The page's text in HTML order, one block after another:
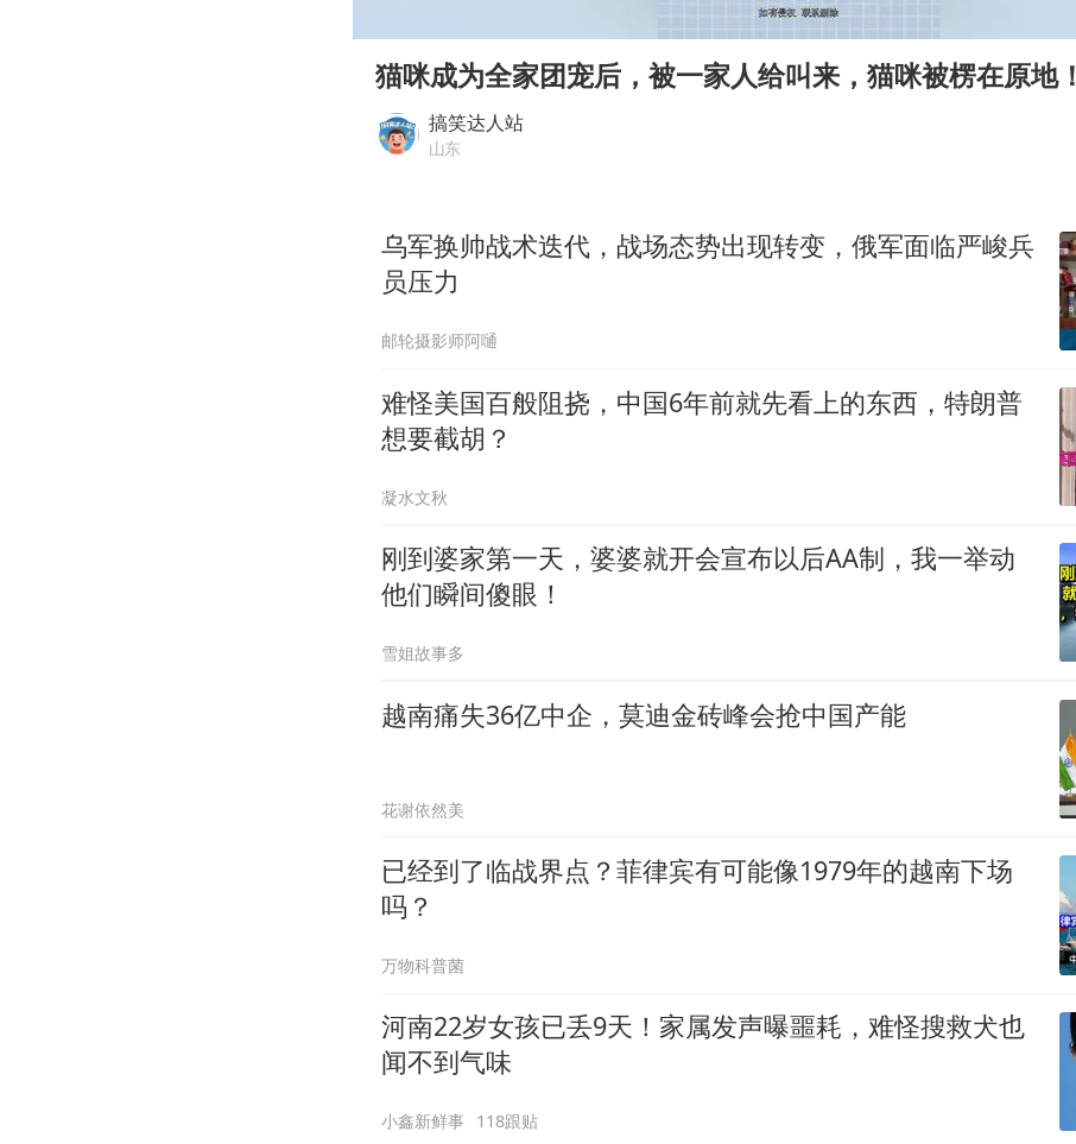
于东来直播和胖东来核心团队开会
王艺迪无缘横滨赛决赛
构建更高水平的全民健身公共服务体系
猫咪成为全家团宠后，被一家人给叫来，猫咪被楞在原地！
搞笑达人站
山东
乌军换帅战术迭代，战场态势出现转变，俄军面临严峻兵
员压力
邮轮摄影师阿嗵
难怪美国百般阻挠，中国6年前就先看上的东西，特朗普
想要截胡？
凝水文秋
刚到婆家第一天，婆婆就开会宣布以后AA制，我一举动
他们瞬间傻眼！
雪姐故事多
越南痛失36亿中企，莫迪金砖峰会抢中国产能
花谢依然美
已经到了临战界点？菲律宾有可能像1979年的越南下场
吗？
万物科普菌
河南22岁女孩已丢9天！家属发声曝噩耗，难怪搜救犬也
闻不到气味
小鑫新鲜事 118跟贴